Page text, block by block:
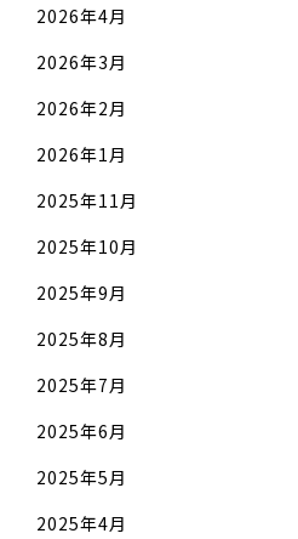
2026年4月
2026年3月
2026年2月
2026年1月
2025年11月
2025年10月
2025年9月
2025年8月
2025年7月
2025年6月
2025年5月
2025年4月